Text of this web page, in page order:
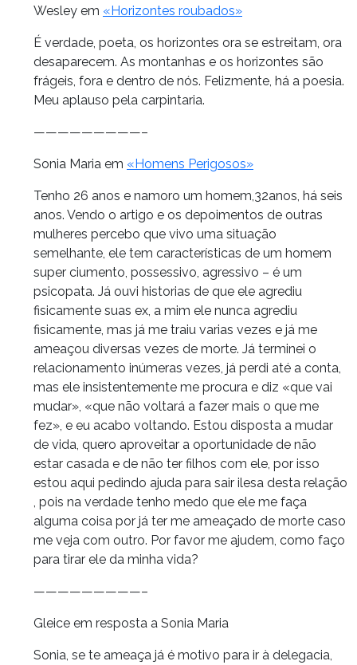
Wesley em «Horizontes roubados»
É verdade, poeta, os horizontes ora se estreitam, ora
desaparecem. As montanhas e os horizontes são
frágeis, fora e dentro de nós. Felizmente, há a poesia.
Meu aplauso pela carpintaria.
—————————–
Sonia Maria em «Homens Perigosos»
Tenho 26 anos e namoro um homem,32anos, há seis
anos. Vendo o artigo e os depoimentos de outras
mulheres percebo que vivo uma situação
semelhante, ele tem características de um homem
super ciumento, possessivo, agressivo – é um
psicopata. Já ouvi historias de que ele agrediu
fisicamente suas ex, a mim ele nunca agrediu
fisicamente, mas já me traiu varias vezes e já me
ameaçou diversas vezes de morte. Já terminei o
relacionamento inúmeras vezes, já perdi até a conta,
mas ele insistentemente me procura e diz «que vai
mudar», «que não voltará a fazer mais o que me
fez», e eu acabo voltando. Estou disposta a mudar
de vida, quero aproveitar a oportunidade de não
estar casada e de não ter filhos com ele, por isso
estou aqui pedindo ajuda para sair ilesa desta relação
, pois na verdade tenho medo que ele me faça
alguma coisa por já ter me ameaçado de morte caso
me veja com outro. Por favor me ajudem, como faço
para tirar ele da minha vida?
—————————–
Gleice em resposta a Sonia Maria
Sonia, se te ameaça já é motivo para ir à delegacia,